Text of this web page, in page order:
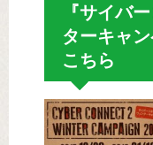
『サイバ
ターキャ
こちら